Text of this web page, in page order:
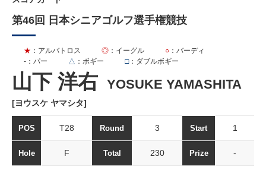
第46回 日本シニアゴルフ選手権競技
山下 洋右 YOSUKE YAMASHITA
[ヨウスケ ヤマシタ]
★ ：アルバトロス ◎ ：イーグル ○ ：バーディ
- ：パー △ ：ボギー □：ダブルボギー
POS T28 Round 3 Start 1
Hole F Total 230 Prize -